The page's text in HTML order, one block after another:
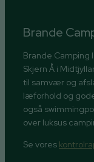
Brande
Brande Camping
Skjern Å i
til samvær og
læforhold og
også
over luksus
Se vores